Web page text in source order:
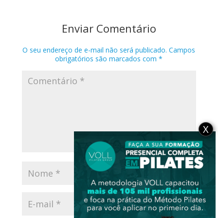
Enviar Comentário
O seu endereço de e-mail não será publicado. Campos
obrigatórios são marcados com*
X